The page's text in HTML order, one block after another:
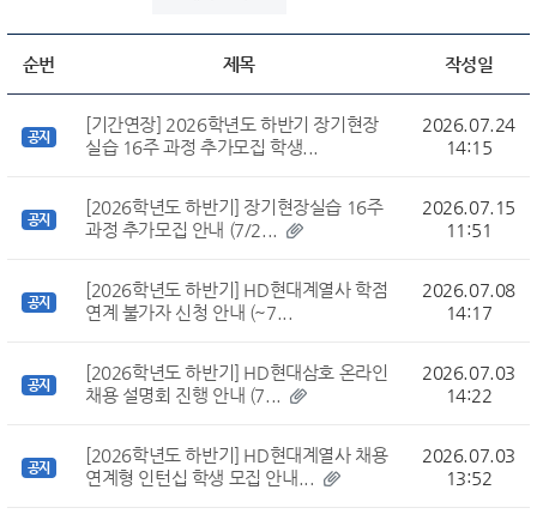
순번 제목 작성일
공지
[기간연장] 2026학년도 하반기 장기현장
실습 16주 과정 추가모집 학생...
2026.07.24
14:15
공지
[2026학년도 하반기] 장기현장실습 16주
과정 추가모집 안내 (7/2...
2026.07.15
11:51
공지
[2026학년도 하반기] HD현대계열사 학점
연계 불가자 신청 안내 (~7...
2026.07.08
14:17
공지
[2026학년도 하반기] HD현대삼호 온라인
채용 설명회 진행 안내 (7...
2026.07.03
14:22
공지
[2026학년도 하반기] HD현대계열사 채용
연계형 인턴십 학생 모집 안내...
2026.07.03
13:52